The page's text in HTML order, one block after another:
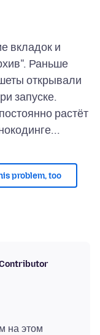
вкладок и
Раньше
открывали
запуске.
растёт
problem, too
на этом